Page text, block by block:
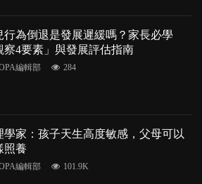
行為倒退是發展遲緩嗎？家長必學
察4要素」與發展評估指南
編輯部 284
學家：孩子天生高度敏感，父母可以
照養
編輯部 101.9K